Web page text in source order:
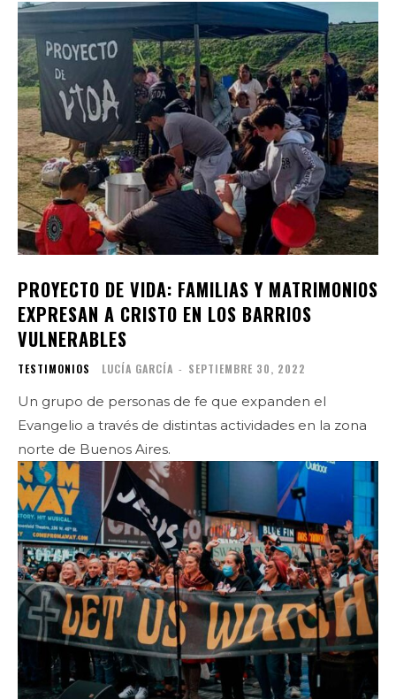
PROYECTO DE VIDA: FAMILIAS Y MATRIMONIOS
EXPRESAN A CRISTO EN LOS BARRIOS
VULNERABLES
TESTIMONIOS LUCÍA GARCÍA - SEPTIEMBRE 30, 2022
Un grupo de personas de fe que expanden el
Evangelio a través de distintas actividades en la zona
norte de Buenos Aires.